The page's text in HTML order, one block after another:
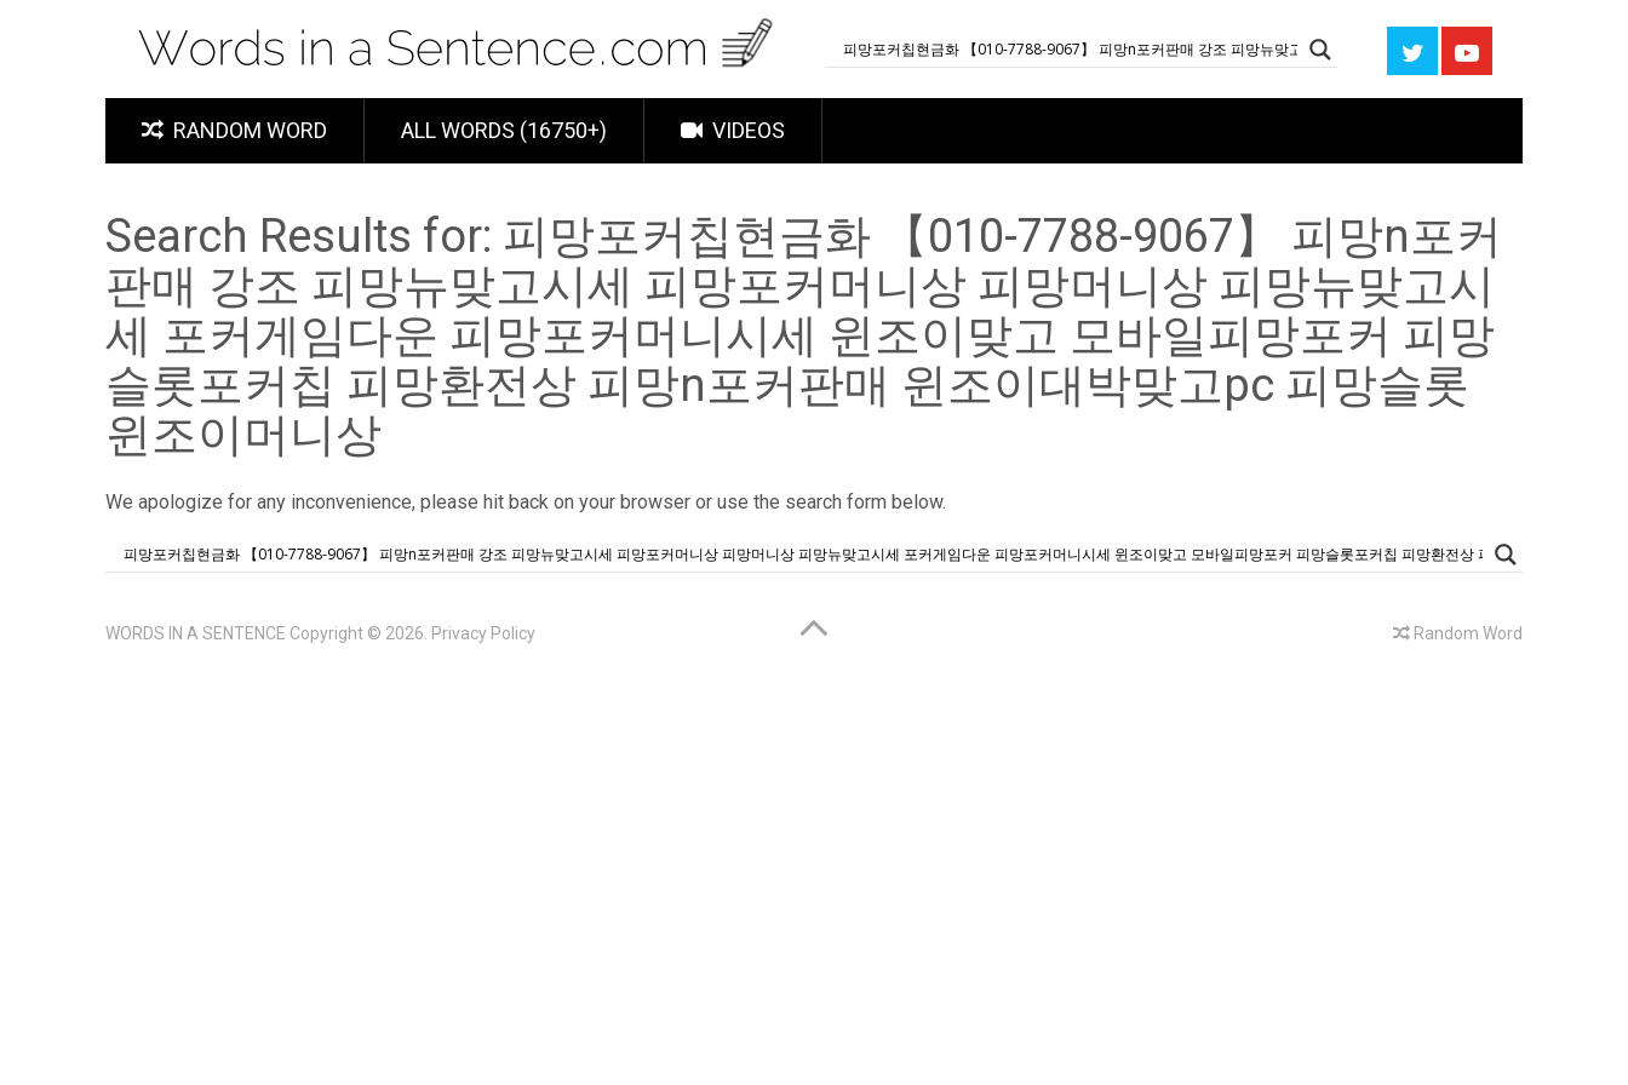
RANDOM WORD ALL WORDS (16750+) VIDEOS
Search Results for: 피망포커칩현금화 【010-7788-9067】 피망n포커
판매 강조 피망뉴맞고시세 피망포커머니상 피망머니상 피망뉴맞고시
세 포커게임다운 피망포커머니시세 윈조이맞고 모바일피망포커 피망
슬롯포커칩 피망환전상 피망n포커판매 윈조이대박맞고pc 피망슬롯
윈조이머니상
We apologize for any inconvenience, please hit back on your browser or use the search form below.
WORDS IN A SENTENCE Copyright © 2026. Privacy Policy Random Word